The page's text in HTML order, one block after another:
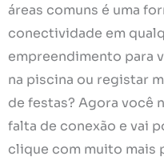
áreas comuns é uma
conectividade em
empreendimento para
na piscina ou registar
de festas? Agora você
falta de conexão e vai
clique com muito mais